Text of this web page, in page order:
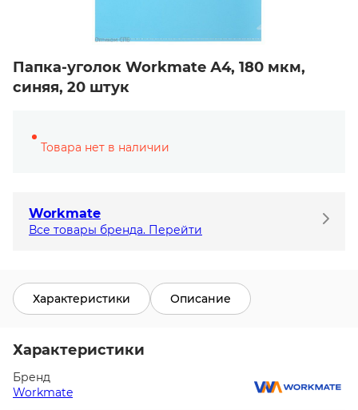
Папка-уголок Workmate А4, 180 мкм,
синяя, 20 штук
Товара нет в наличии
Workmate
Все товары бренда. Перейти
Характеристики Описание
Характеристики
Бренд
Workmate